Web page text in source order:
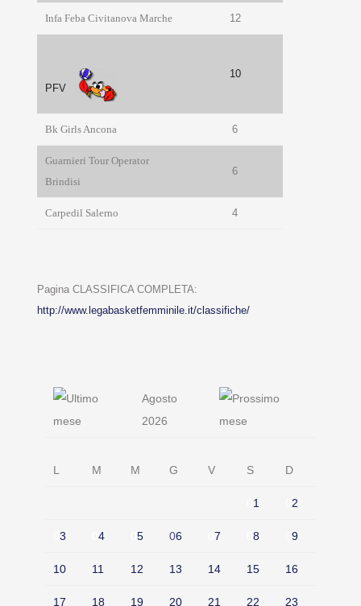
Infa Feba Civitanova Marche 12
PFV
10
Bk Girls Ancona 6
Guarnieri Tour Operator
Brindisi
6
Carpedil Salerno 4
Pagina CLASSIFICA COMPLETA:
http://www.legabasketfemminile.it/classifiche/
Agosto
2026
L M M G V S D
1 2
3 4 5 06 7 8 9
10 11 12 13 14 15 16
17 18 19 20 21 22 23